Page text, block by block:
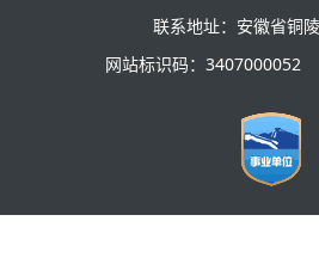
联系地址：安徽省铜
网站标识码：3407000052